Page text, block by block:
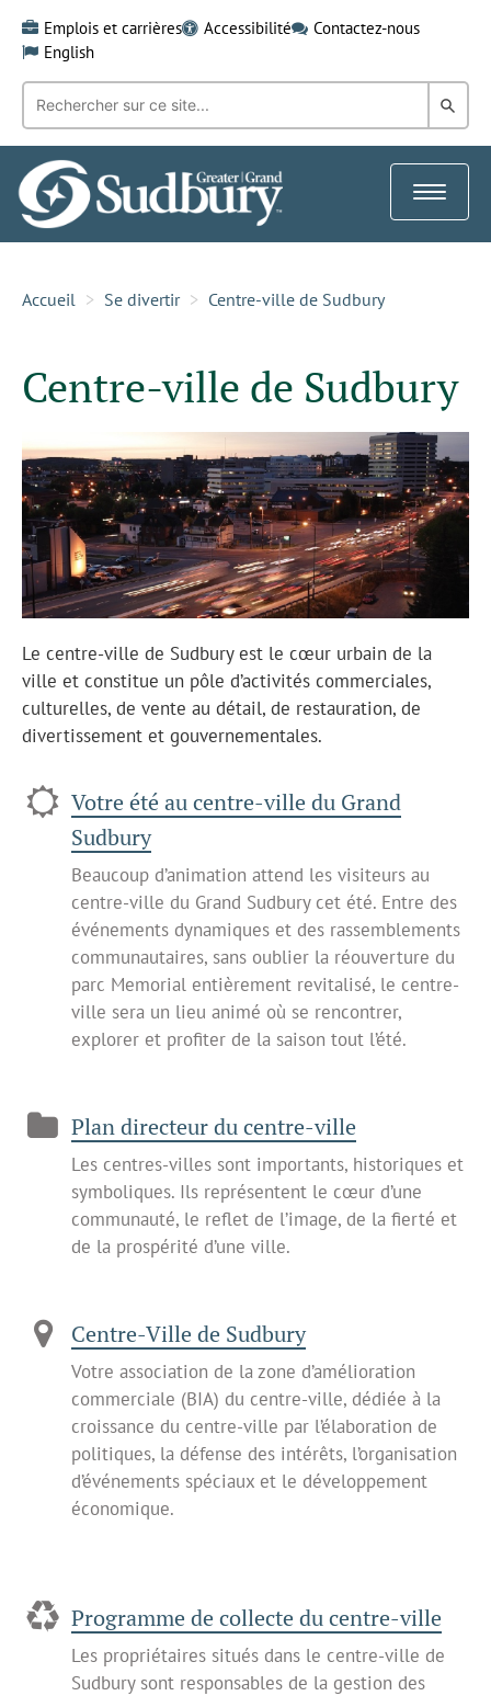
content
Emplois et carrières Accessibilité
Contactez-nous
English
Recherche
mot-
clé:
dans
Toggle
Accueil Se divertir Centre-ville de Sudbury
Centre-ville de Sudbury
Le centre-ville de Sudbury est le cœur urbain de la
ville et constitue un pôle d’activités commerciales,
culturelles, de vente au détail, de restauration, de
divertissement et gouvernementales.
Votre été au centre-ville du Grand
Sudbury
Beaucoup d’animation attend les visiteurs au
centre-ville du Grand Sudbury cet été. Entre des
événements dynamiques et des rassemblements
communautaires, sans oublier la réouverture du
parc Memorial entièrement revitalisé, le centre-
ville sera un lieu animé où se rencontrer,
explorer et profiter de la saison tout l’été.
Plan directeur du centre-ville
Les centres-villes sont importants, historiques et
symboliques. Ils représentent le cœur d’une
communauté, le reflet de l’image, de la fierté et
de la prospérité d’une ville.
Centre-Ville de Sudbury
Votre association de la zone d’amélioration
commerciale (BIA) du centre-ville, dédiée à la
croissance du centre-ville par l’élaboration de
politiques, la défense des intérêts, l’organisation
d’événements spéciaux et le développement
économique.
Programme de collecte du centre-ville
Les propriétaires situés dans le centre-ville de
Sudbury sont responsables de la gestion des